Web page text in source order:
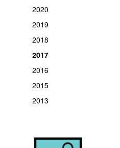
2020
2019
2018
2017
2016
2015
2013